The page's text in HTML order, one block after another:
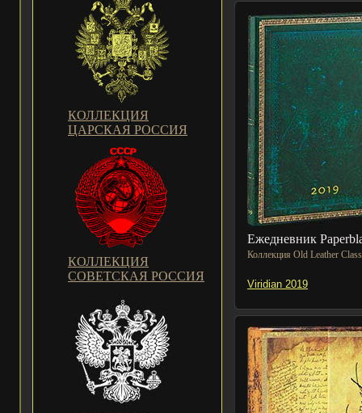
КОЛЛЕКЦИЯ
ЦАРСКАЯ РОССИЯ
КОЛЛЕКЦИЯ
СОВЕТСКАЯ РОССИЯ
Ежедневник
Коллекция Old Leather
Viridian 2019